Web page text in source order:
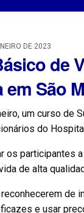
DE 2023
de
São
um curso
do
os participantes
de alta
de
e usar